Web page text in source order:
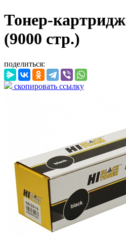
Тонер-
(9000 стр.)
поделиться:
скопировать ссылку